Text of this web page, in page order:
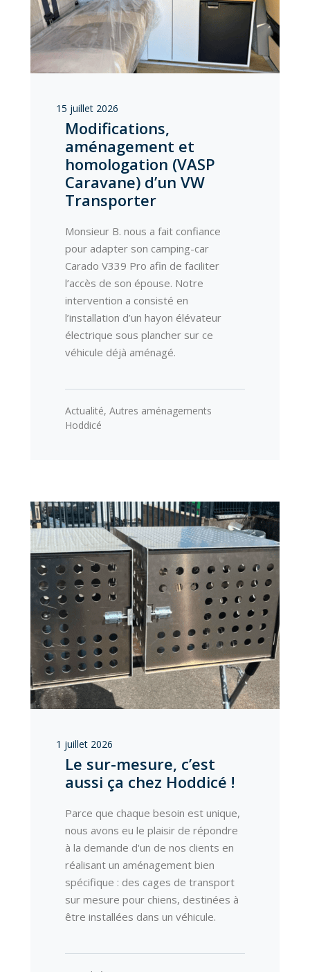
15 juillet 2026
Modifications,
aménagement et
homologation (VASP
Caravane) d’un VW
Transporter
Monsieur B. nous a fait confiance
pour adapter son camping-car
Carado V339 Pro afin de faciliter
l’accès de son épouse. Notre
intervention a consisté en
l’installation d’un hayon élévateur
électrique sous plancher sur ce
véhicule déjà aménagé.
Actualité, Autres aménagements
Hoddicé
1 juillet 2026
Le sur-mesure, c’est
aussi ça chez Hoddicé !
Parce que chaque besoin est unique,
nous avons eu le plaisir de répondre
à la demande d'un de nos clients en
réalisant un aménagement bien
spécifique : des cages de transport
sur mesure pour chiens, destinées à
être installées dans un véhicule.